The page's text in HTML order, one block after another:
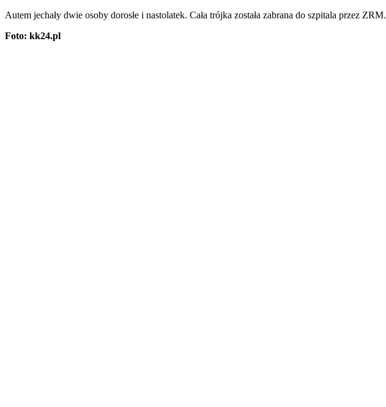
Autem jechały dwie osoby dorosłe i nastolatek. Cała trójka została zabrana do szpitala przez ZRM.
Foto: kk24.pl